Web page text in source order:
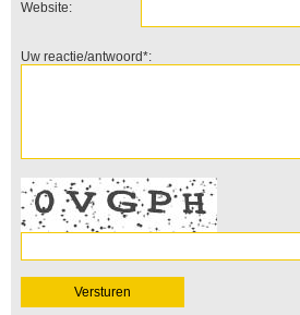
Website:
Uw reactie/antwoord*: